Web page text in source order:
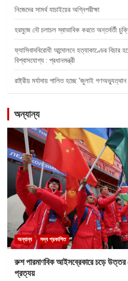
নিজেদের সামর্থ যাচাইয়ের অগ্নিপরীক্ষা
হরমুজে নৌ চলাচল স্বাভাবিক করতে অন্তর্বর্তী
ফ্যাসিবাদবিরোধী আন্দোলনে হত্যাকাণ্ডের বিচার
বিশ্বাসযোগ্য : প্রধানমন্ত্রী
রাষ্ট্রীয় মর্যাদায় পালিত হচ্ছে ‘জুলাই গণঅভ্যুত্থান
অন্যান্য
অন্যান্য সদ্য প্রকাশিত
রুশ পারমাণবিক আইসব্রেকারে চড়ে উত্তর
প্রত্যয়